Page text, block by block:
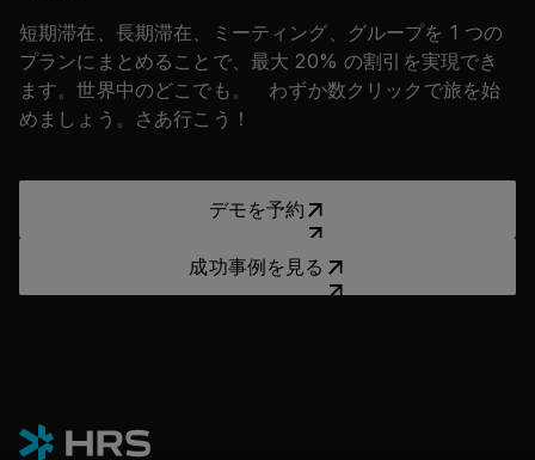
短期滞在、長期滞在、ミーティング、グループを 1 つの
プランにまとめることで、最大 20% の割引を実現でき
ます。世界中のどこでも。 わずか数クリックで旅を始
めましょう。さあ行こう！
デモを予約
成功事例を見る